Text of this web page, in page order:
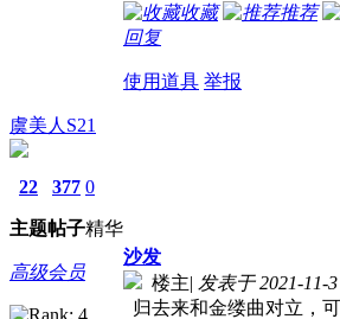
收藏
推荐
回复
使用道具 举报
虞美人S21
22
主题
377
帖子
0
精华
高级会员
沙发
楼主| 发表于 2021-11-
归去来和金缕曲对立，